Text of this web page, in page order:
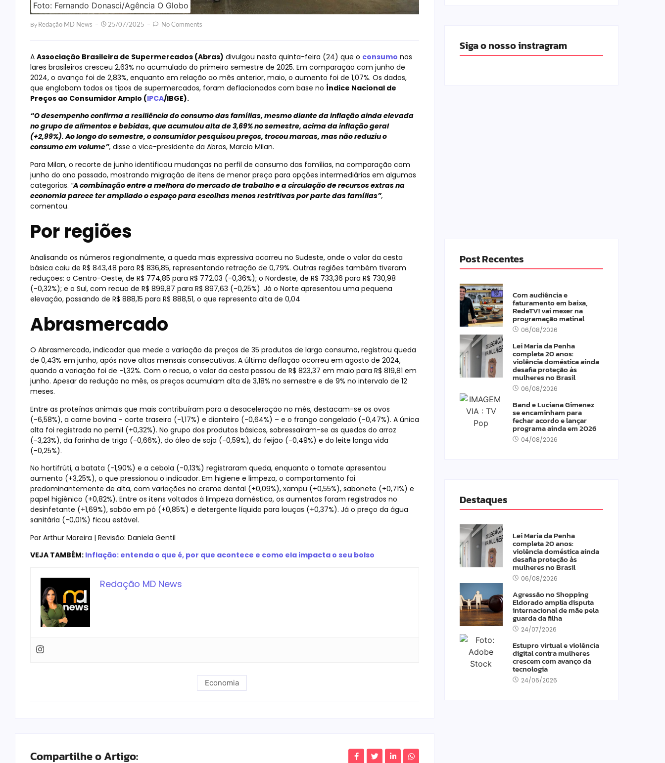
Foto: Fernando Donasci/Agência O Globo
By Redação MD News 25/07/2025 No Comments
A Associação Brasileira de Supermercados (Abras) divulgou nesta quinta-feira (24) que o consumo nos
lares brasileiros cresceu 2,63% no acumulado do primeiro semestre de 2025. Em comparação com junho de
2024, o avanço foi de 2,83%, enquanto em relação ao mês anterior, maio, o aumento foi de 1,07%. Os dados,
que englobam todos os tipos de supermercados, foram deflacionados com base no Índice Nacional de
Preços ao Consumidor Amplo (IPCA/IBGE).
“O desempenho confirma a resiliência do consumo das famílias, mesmo diante da inflação ainda elevada
no grupo de alimentos e bebidas, que acumulou alta de 3,69% no semestre, acima da inflação geral
(+2,99%). Ao longo do semestre, o consumidor pesquisou preços, trocou marcas, mas não reduziu o
consumo em volume”, disse o vice-presidente da Abras, Marcio Milan.
Para Milan, o recorte de junho identificou mudanças no perfil de consumo das famílias, na comparação com
junho do ano passado, mostrando migração de itens de menor preço para opções intermediárias em algumas
categorias. “A combinação entre a melhora do mercado de trabalho e a circulação de recursos extras na
economia parece ter ampliado o espaço para escolhas menos restritivas por parte das famílias”,
comentou.
Por regiões
Analisando os números regionalmente, a queda mais expressiva ocorreu no Sudeste, onde o valor da cesta
básica caiu de R$ 843,48 para R$ 836,85, representando retração de 0,79%. Outras regiões também tiveram
reduções: o Centro-Oeste, de R$ 774,85 para R$ 772,03 (-0,36%); o Nordeste, de R$ 733,36 para R$ 730,98
(-0,32%); e o Sul, com recuo de R$ 899,87 para R$ 897,63 (-0,25%). Já o Norte apresentou uma pequena
elevação, passando de R$ 888,15 para R$ 888,51, o que representa alta de 0,04
Abrasmercado
O Abrasmercado, indicador que mede a variação de preços de 35 produtos de largo consumo, registrou queda
de 0,43% em junho, após nove altas mensais consecutivas. A última deflação ocorreu em agosto de 2024,
quando a variação foi de -1,32%. Com o recuo, o valor da cesta passou de R$ 823,37 em maio para R$ 819,81 em
junho. Apesar da redução no mês, os preços acumulam alta de 3,18% no semestre e de 9% no intervalo de 12
meses.
Entre as proteínas animais que mais contribuíram para a desaceleração no mês, destacam-se os ovos
(-6,58%), a carne bovina – corte traseiro (-1,17%) e dianteiro (-0,64%) – e o frango congelado (-0,47%). A única
alta foi registrada no pernil (+0,32%). No grupo dos produtos básicos, sobressaíram-se as quedas do arroz
(-3,23%), da farinha de trigo (-0,66%), do óleo de soja (-0,59%), do feijão (-0,49%) e do leite longa vida
(-0,25%).
No hortifrúti, a batata (-1,90%) e a cebola (-0,13%) registraram queda, enquanto o tomate apresentou
aumento (+3,25%), o que pressionou o indicador. Em higiene e limpeza, o comportamento foi
predominantemente de alta, com variações no creme dental (+0,09%), xampu (+0,55%), sabonete (+0,71%) e
papel higiênico (+0,82%). Entre os itens voltados à limpeza doméstica, os aumentos foram registrados no
desinfetante (+1,69%), sabão em pó (+0,85%) e detergente líquido para louças (+0,37%). Já o preço da água
sanitária (-0,01%) ficou estável.
Por Arthur Moreira | Revisão: Daniela Gentil
VEJA TAMBÉM: Inflação: entenda o que é, por que acontece e como ela impacta o seu bolso
Redação MD News
Economia
Compartilhe o Artigo:
Siga o nosso instragram
Post Recentes
Com audiência e
faturamento em baixa,
RedeTV! vai mexer na
programação matinal
06/08/2026
Lei Maria da Penha
completa 20 anos:
violência doméstica ainda
desafia proteção às
mulheres no Brasil
06/08/2026
Band e Luciana Gimenez
se encaminham para
fechar acordo e lançar
programa ainda em 2026
04/08/2026
Destaques
Lei Maria da Penha
completa 20 anos:
violência doméstica ainda
desafia proteção às
mulheres no Brasil
06/08/2026
Agressão no Shopping
Eldorado amplia disputa
internacional de mãe pela
guarda da filha
24/07/2026
Estupro virtual e violência
digital contra mulheres
crescem com avanço da
tecnologia
24/06/2026